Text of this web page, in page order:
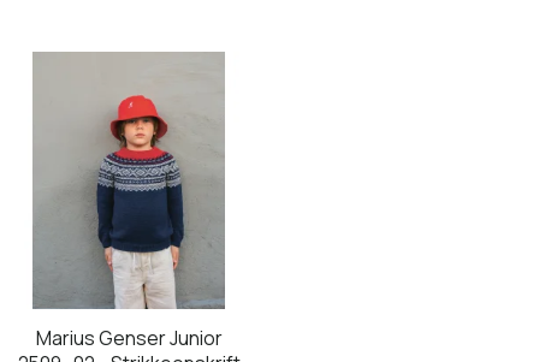
Marius Genser Junior